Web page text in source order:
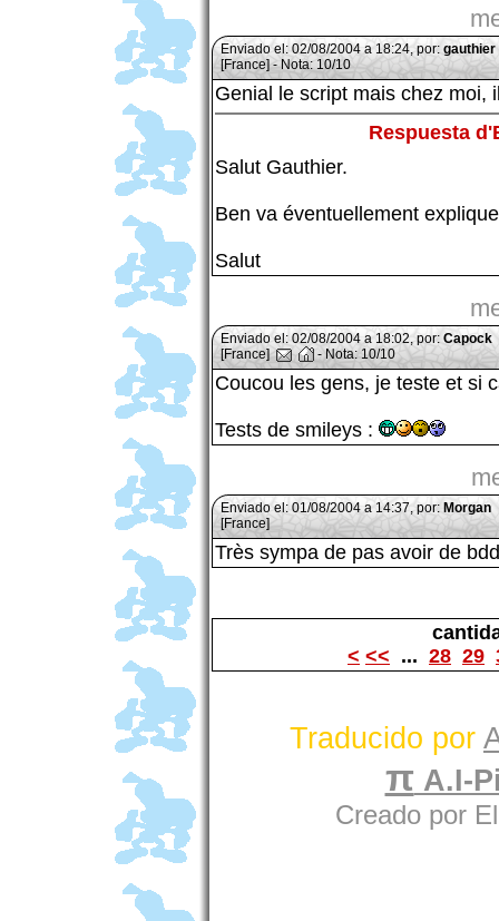
Enviado el: 02/08/2004 a 18:24, por: gauthier
[France] - Nota: 10/10
Genial le script mais chez moi,
Respuesta
Salut Gauthier.
Ben va éventuellement
Salut
Enviado el: 02/08/2004 a 18:02, por: Capock
[France]
- Nota: 10/10
Coucou les gens, je teste et si
Tests de smileys :
Enviado el: 01/08/2004 a 14:37, por: Morgan
[France]
Très sympa de pas avoir de bdd
< << ... 28 29
Traducido por
π A.I-
Creado por